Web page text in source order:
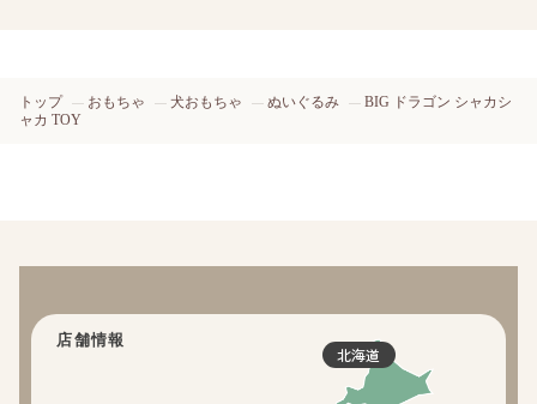
トップ おもちゃ 犬おもちゃ ぬいぐるみ
BIG ドラゴン シャカシ
ャカ TOY
店舗情報
北海道